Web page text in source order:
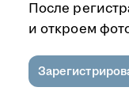
После
и откроем